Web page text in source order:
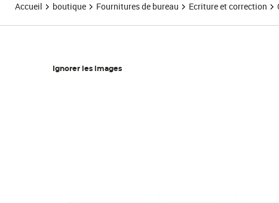
Accueil boutique Fournitures de bureau Ecriture et correction
Ignorer les images